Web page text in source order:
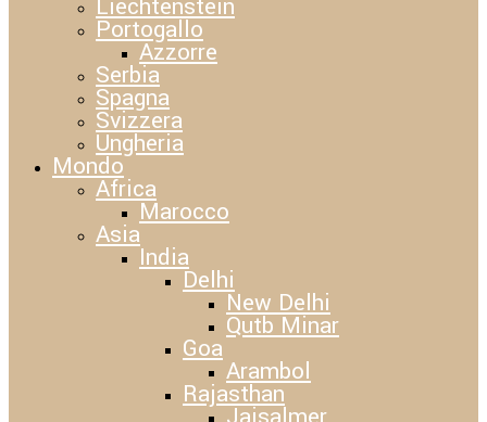
Liechtenstein
Portogallo
Azzorre
Serbia
Spagna
Svizzera
Ungheria
Mondo
Africa
Marocco
Asia
India
Delhi
New Delhi
Qutb Minar
Goa
Arambol
Rajasthan